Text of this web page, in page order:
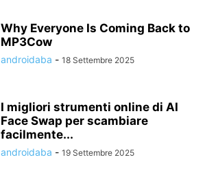
Why Everyone Is Coming Back to
MP3Cow
androidaba - 18 Settembre 2025
I migliori strumenti online di AI
Face Swap per scambiare
facilmente...
androidaba - 19 Settembre 2025